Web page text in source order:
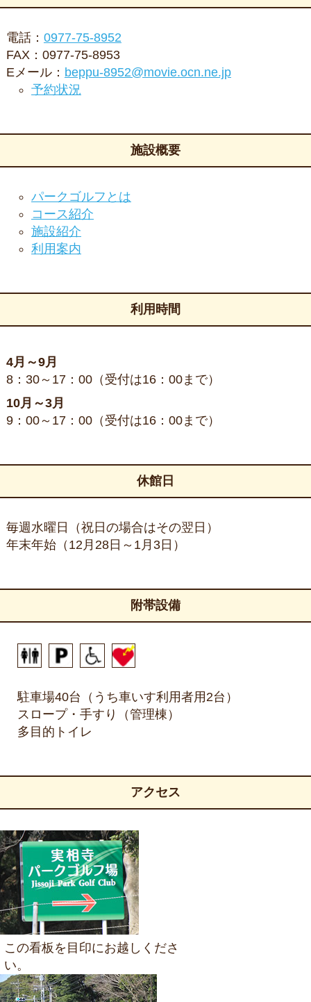
電話： 0977-75-8952
FAX：0977-75-8953
Eメール： beppu-8952@movie.ocn.ne.jp
予約状況
施設概要
パークゴルフとは
コース紹介
施設紹介
利用案内
利用時間
4月～9月
8：30～17：00（受付は16：00まで）
10月～3月
9：00～17：00（受付は16：00まで）
休館日
毎週水曜日（祝日の場合はその翌日）
年末年始（12月28日～1月3日）
附帯設備
駐車場40台（うち車いす利用者用2台）
スロープ・手すり（管理棟）
多目的トイレ
アクセス
この看板を目印にお越しくださ
い。